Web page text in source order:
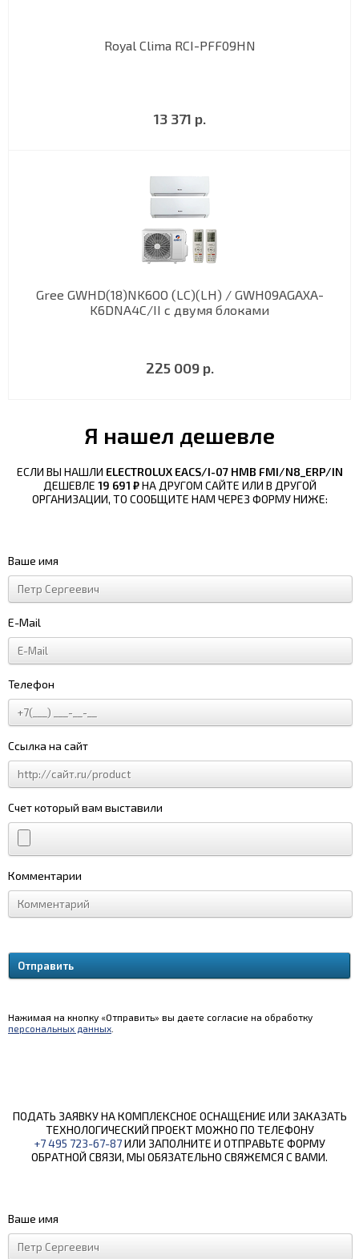
Royal Clima RCI-PFF09HN
13 371 р.
Gree GWHD(18)NK6OO (LC)(LH) / GWH09AGAXA-
K6DNA4C/II с двумя блоками
225 009 р.
Я нашел дешевле
ЕСЛИ ВЫ НАШЛИ ELECTROLUX EACS/I-07 HMB FMI/N8_ERP/IN
ДЕШЕВЛЕ 19 691 ₽НА ДРУГОМ САЙТЕ ИЛИ В ДРУГОЙ
ОРГАНИЗАЦИИ, ТО СООБЩИТЕ НАМ ЧЕРЕЗ ФОРМУ НИЖЕ:
Ваше имя
E-Mail
Телефон
Ссылка на сайт
Счет который вам выставили
Комментарии
Нажимая на кнопку «Отправить» вы даете согласие на обработку
персональных данных
ПОДАТЬ ЗАЯВКУ НА КОМПЛЕКСНОЕ ОСНАЩЕНИЕ ИЛИ ЗАКАЗАТЬ
ТЕХНОЛОГИЧЕСКИЙ ПРОЕКТ МОЖНО ПО ТЕЛЕФОНУ
+7 495 723-67-87ИЛИ ЗАПОЛНИТЕ И ОТПРАВЬТЕ ФОРМУ
ОБРАТНОЙ СВЯЗИ, МЫ ОБЯЗАТЕЛЬНО СВЯЖЕМСЯ С ВАМИ.
Ваше имя